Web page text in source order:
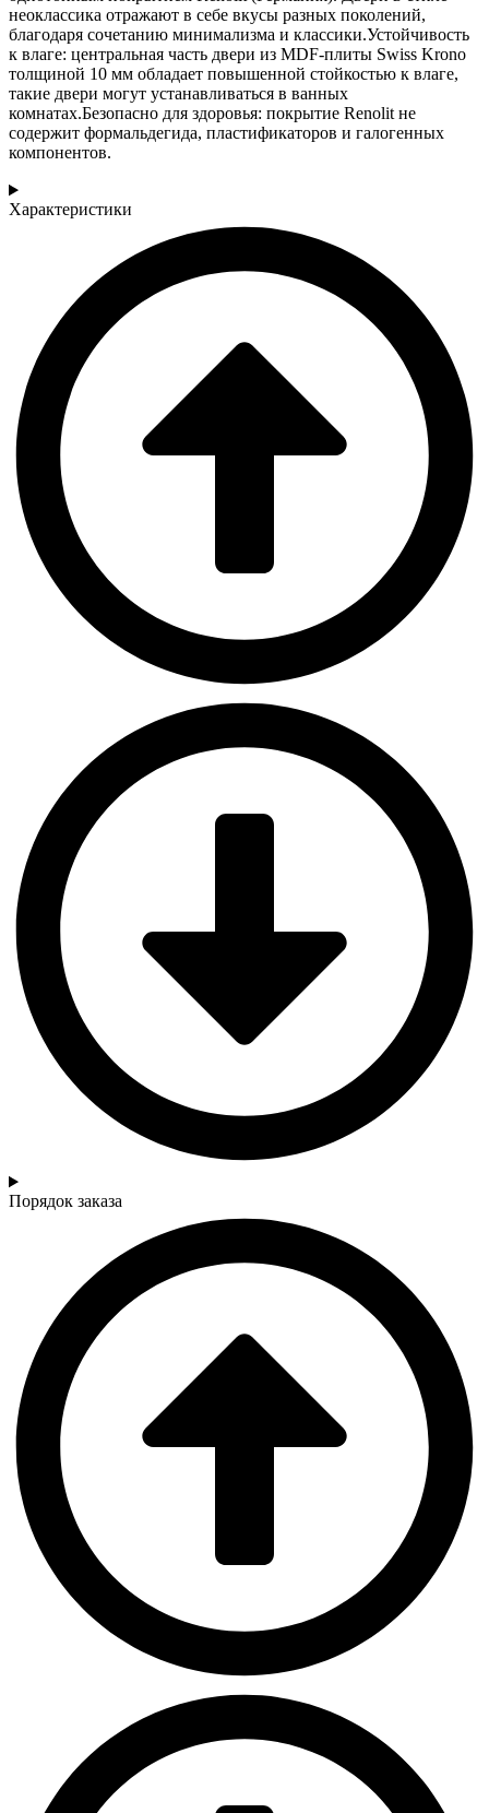
неоклассика отражают в себе вкусы разных поколений,
благодаря сочетанию минимализма и классики.Устойчивость
к влаге: центральная часть двери из MDF-плиты Swiss Krono
толщиной 10 мм обладает повышенной стойкостью к влаге,
такие двери могут устанавливаться в ванных
комнатах.Безопасно для здоровья: покрытие Renolit не
содержит формальдегида, пластификаторов и галогенных
компонентов.
Характеристики
Порядок заказа